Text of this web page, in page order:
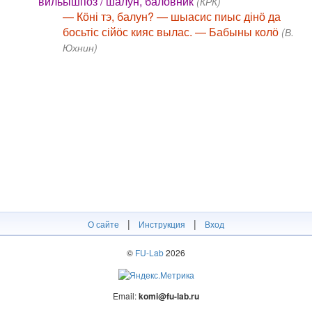
— Кӧні тэ, балун? — шыасис пиыс дінӧ да
босьтіс сійӧс кияс вылас. — Бабыны колӧ (В.
Юхнин)
О сайте | Инструкция | Вход
© FU-Lab2026
Email:komi@fu-lab.ru